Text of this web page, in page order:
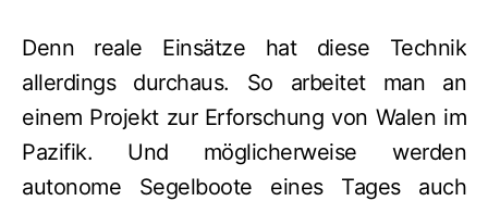
Denn reale Einsätze hat diese Technik
allerdings durchaus. So arbeitet man an
einem Projekt zur Erforschung von Walen im
Pazifik. Und möglicherweise werden
autonome Segelboote eines Tages auch